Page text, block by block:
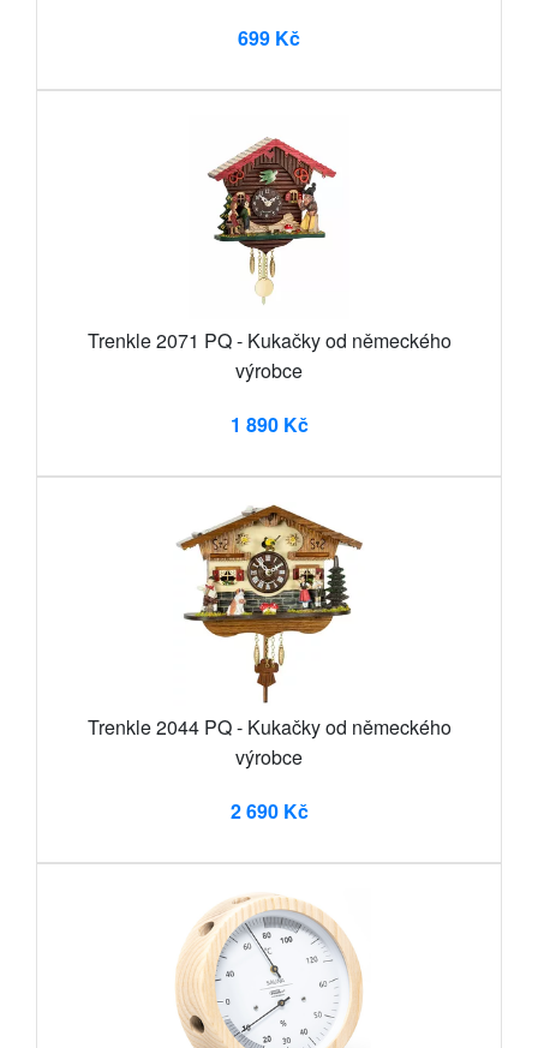
699 Kč
Trenkle 2071 PQ - Kukačky od německého
výrobce
1 890 Kč
Trenkle 2044 PQ - Kukačky od německého
výrobce
2 690 Kč